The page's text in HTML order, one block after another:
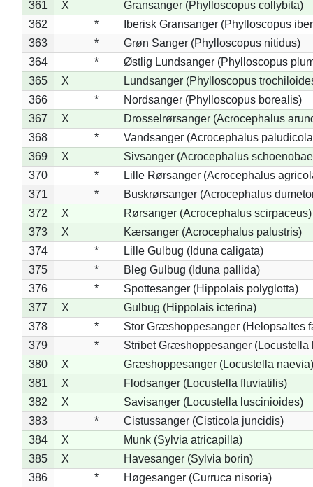
361 X
Gransanger (Phylloscopus collybita)
362
*
Iberisk Gransanger (Phylloscopus
363
*
Grøn Sanger (Phylloscopus nitidus)
364
*
Østlig Lundsanger (Phylloscopus
365
X
Lundsanger (Phylloscopus
366
*
Nordsanger (Phylloscopus borealis)
367
X
Drosselrørsanger (Acrocephalus
368
*
Vandsanger (Acrocephalus
369
X
Sivsanger (Acrocephalus
370
*
Lille Rørsanger (Acrocephalus
371
*
Buskrørsanger (Acrocephalus
372
X
Rørsanger (Acrocephalus scirpaceus)
373
X
Kærsanger (Acrocephalus palustris)
374
*
Lille Gulbug (Iduna caligata)
375
*
Bleg Gulbug (Iduna pallida)
376
*
Spottesanger (Hippolais polyglotta)
377
X
Gulbug (Hippolais icterina)
378
*
Stor Græshoppesanger (Helopsaltes
379
*
Stribet Græshoppesanger (Locustella
380
X
Græshoppesanger (Locustella naevia)
381
X
Flodsanger (Locustella fluviatilis)
382
X
Savisanger (Locustella luscinioides)
383
*
Cistussanger (Cisticola juncidis)
384
X
Munk (Sylvia atricapilla)
385
X
Havesanger (Sylvia borin)
386
*
Høgesanger (Curruca nisoria)